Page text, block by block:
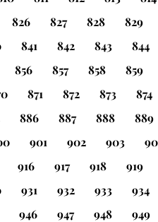
826 827 828
829
841 842 843
844
856 857 858
859
871 872 873
874
886 887 888
889
901 902 903
916 917 918
919
931 932 933
934
946 947 948 949